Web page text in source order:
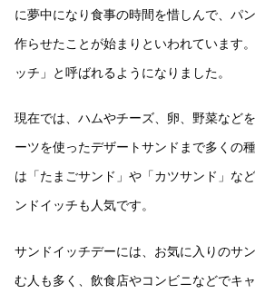
に夢中になり食事の時間を惜しんで、パ
作らせたことが始まりといわれています
ッチ」と呼ばれるようになりました。
現在では、ハムやチーズ、卵、野菜など
ーツを使ったデザートサンドまで多くの
は「たまごサンド」や「カツサンド」な
ンドイッチも人気です。
サンドイッチデーには、お気に入りのサ
む人も多く、飲食店やコンビニなどでキ